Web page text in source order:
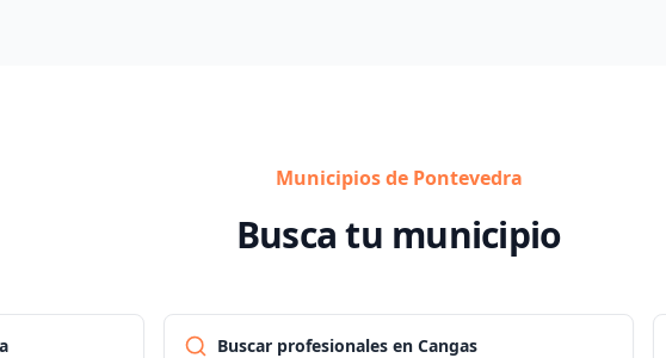
Municipios de Pontevedra
Busca tu municipio
Buscar profesionales en Cangas